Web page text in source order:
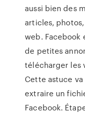
aussi bien des
articles,
web. Facebook
de petites
télécharger les
Cette astuce
extraire un
Facebook.